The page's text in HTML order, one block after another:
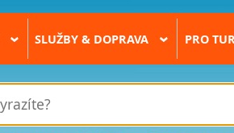
› SLUŽBY & DOPRAVA › PRO